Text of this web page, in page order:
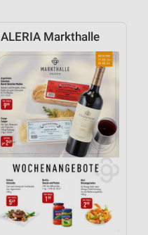
Markthalle